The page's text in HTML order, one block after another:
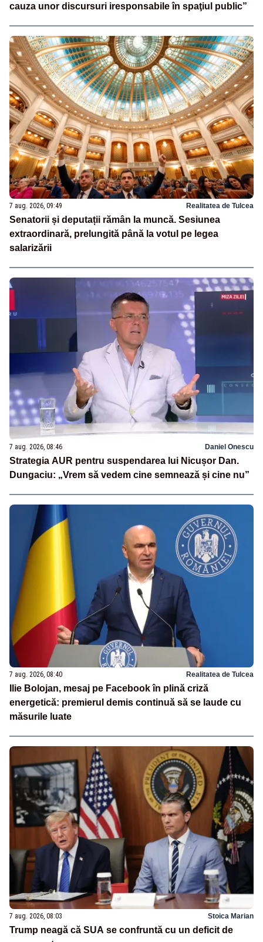
cauza unor discursuri iresponsabile în spaţiul public”
7 aug. 2026, 09:49 Realitatea de Tulcea
Senatorii și deputații rămân la muncă. Sesiunea
extraordinară, prelungită până la votul pe legea
salarizării
7 aug. 2026, 08:46 Daniel Onescu
Strategia AUR pentru suspendarea lui Nicușor Dan.
Dungaciu: „Vrem să vedem cine semnează și cine nu”
7 aug. 2026, 08:40 Realitatea de Tulcea
Ilie Bolojan, mesaj pe Facebook în plină criză
energetică: premierul demis continuă să se laude cu
măsurile luate
7 aug. 2026, 08:03 Stoica Marian
Trump neagă că SUA se confruntă cu un deficit de